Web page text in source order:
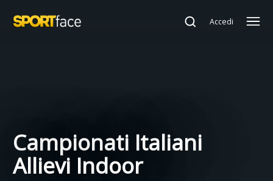
Accedi
Campionati Italiani
Allievi Indoor